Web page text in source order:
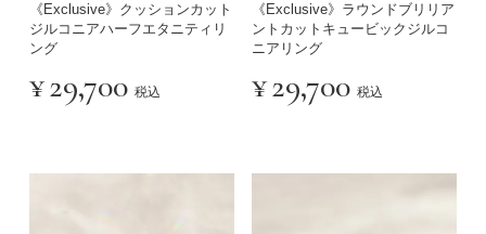
《Exclusive》クッションカット
ジルコニアハーフエタニティリ
ング
¥29,700 税込
《Exclusive》ラウンドブリリア
ントカットキュービックジルコ
ニアリング
¥29,700 税込